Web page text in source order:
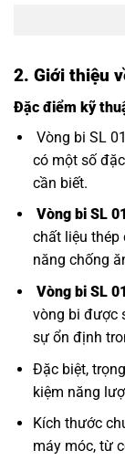
2. Giới thiệu
Đặc điểm kỹ
Vòng bi SL
có một số
cần biết.
Vòng bi SL
chất liệu thép
năng chống
Vòng bi SL
vòng bi được
sự ổn định
Đặc biệt,
kiệm năng
Kích thước
máy móc, từ